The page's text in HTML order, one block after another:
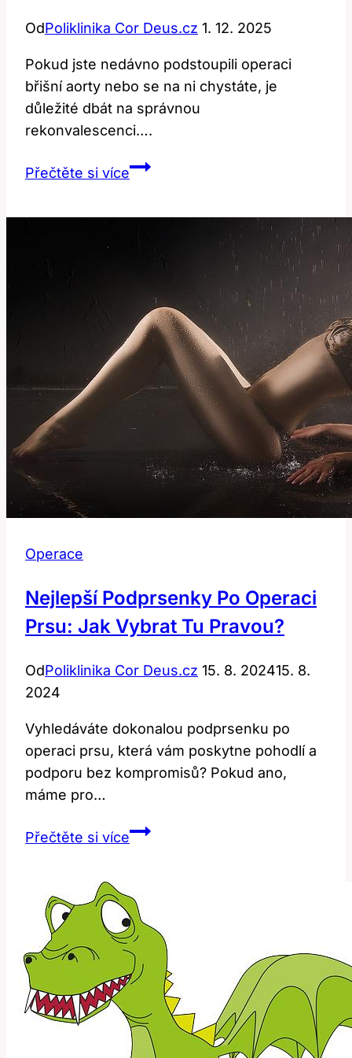
OdPoliklinika Cor Deus.cz 1. 12. 2025
Pokud jste⁢ nedávno podstoupili​ operaci
břišní ⁢aorty nebo se​ na ⁣ni chystáte, je
důležité dbát ​na správnou⁤
rekonvalescenci….
Přečtěte si víceRekonvalescence
to?
Operace
Nejlepší Podprsenky Po Operaci
Prsu: Jak Vybrat Tu Pravou?
OdPoliklinika Cor Deus.cz 15. 8. 202415. 8.
2024
Vyhledáváte dokonalou podprsenku po
operaci prsu, která vám poskytne pohodlí a
podporu bez kompromisů? Pokud ano,
máme pro…
Přečtěte si víceNejlepší
operaci
prsu:
Jak
vybrat
tu
pravou?